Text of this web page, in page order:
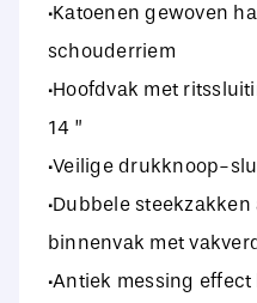
·Katoenen gewoven
schouderriem
·Hoofdvak met
14 ”
·Veilige drukknoop-
·Dubbele
binnenvak met
·Antiek messing